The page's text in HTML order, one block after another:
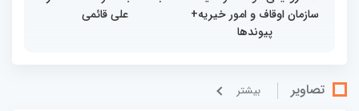
سازمان اوقاف و امور خیریه+
پیوندها
علی قائمی
تصاویر بيشتر